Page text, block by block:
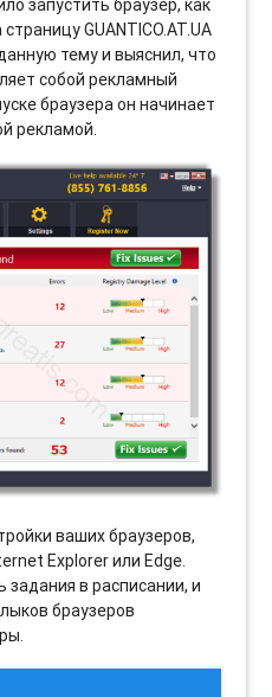
запустить браузер, как
GUANTICO.AT.UA
тему и выяснил, что
собой рекламный
браузера он начинает
рекламой.
ваших браузеров,
Explorer или Edge.
в расписании, и
браузеров